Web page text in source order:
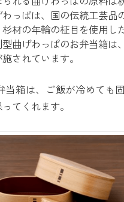
っぱは、国の伝統工芸品
材の年輪の柾目を使用し
曲げわっぱのお弁当箱は
されています。
当箱は、ご飯が冷めても
てくれます。